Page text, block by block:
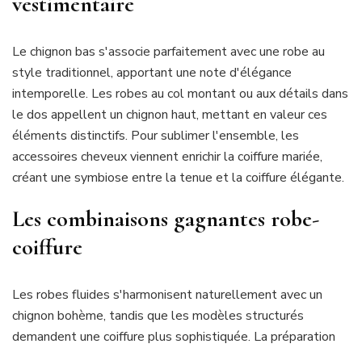
Le chignon bas s'associe parfaitement avec une robe au
style traditionnel, apportant une note d'élégance
intemporelle. Les robes au col montant ou aux détails dans
le dos appellent un chignon haut, mettant en valeur ces
éléments distinctifs. Pour sublimer l'ensemble, les
accessoires cheveux viennent enrichir la coiffure mariée,
créant une symbiose entre la tenue et la coiffure élégante.
Les combinaisons gagnantes robe-
coiffure
Les robes fluides s'harmonisent naturellement avec un
chignon bohème, tandis que les modèles structurés
demandent une coiffure plus sophistiquée. La préparation